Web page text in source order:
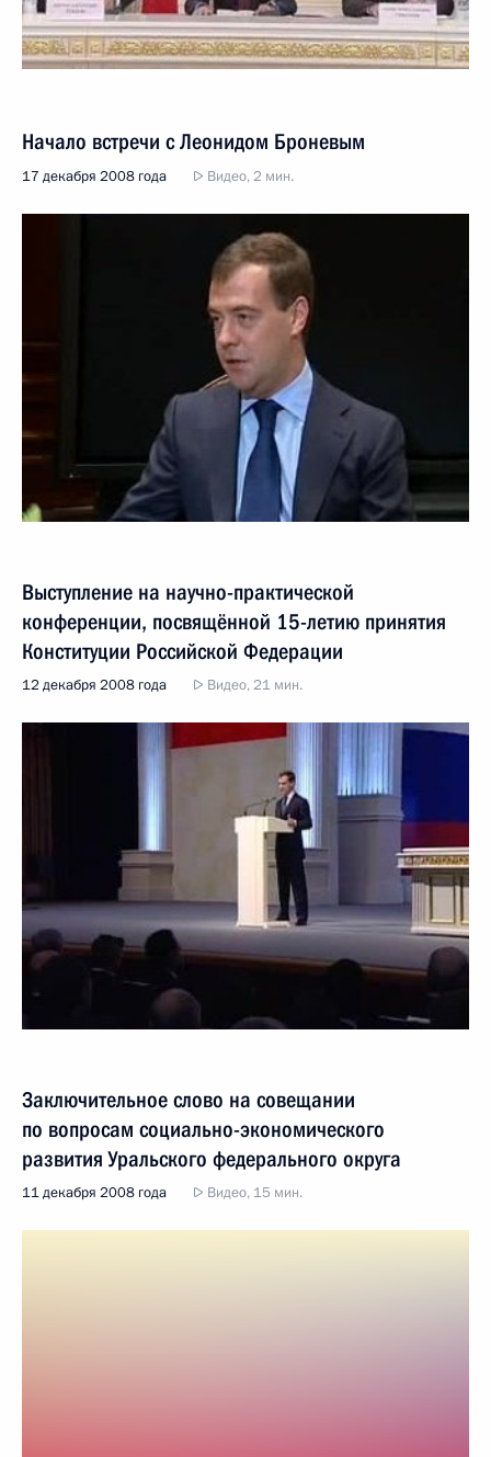
Начало встречи с Леонидом Броневым
17 декабря 2008 года Видео, 2 мин.
Выступление на научно-практической
конференции, посвящённой 15-летию принятия
Конституции Российской Федерации
12 декабря 2008 года Видео, 21 мин.
Заключительное слово на совещании
по вопросам социально-экономического
развития Уральского федерального округа
11 декабря 2008 года Видео, 15 мин.